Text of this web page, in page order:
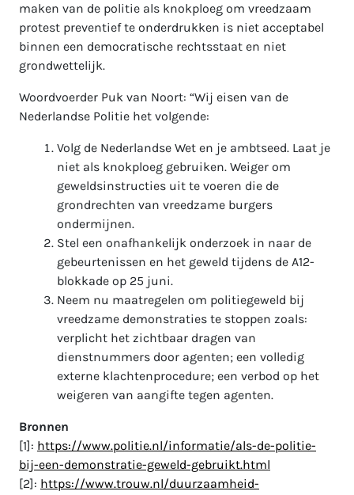
maken van de politie als knokploeg om vreedzaam
protest preventief te onderdrukken is niet acceptabel
binnen een democratische rechtsstaat en niet
grondwettelijk.
Woordvoerder Puk van Noort: “Wij eisen van de
Nederlandse Politie het volgende:
Volg de Nederlandse Wet en je ambtseed. Laat je
niet als knokploeg gebruiken. Weiger om
geweldsinstructies uit te voeren die de
grondrechten van vreedzame burgers
ondermijnen.
Stel een onafhankelijk onderzoek in naar de
gebeurtenissen en het geweld tijdens de A12-
blokkade op 25 juni.
Neem nu maatregelen om politiegeweld bij
vreedzame demonstraties te stoppen zoals:
verplicht het zichtbaar dragen van
dienstnummers door agenten; een volledig
externe klachtenprocedure; een verbod op het
weigeren van aangifte tegen agenten.
Bronnen
[1]: https://www.politie.nl/informatie/als-de-politie-
bij-een-demonstratie-geweld-gebruikt.html
[2]: https://www.trouw.nl/duurzaamheid-